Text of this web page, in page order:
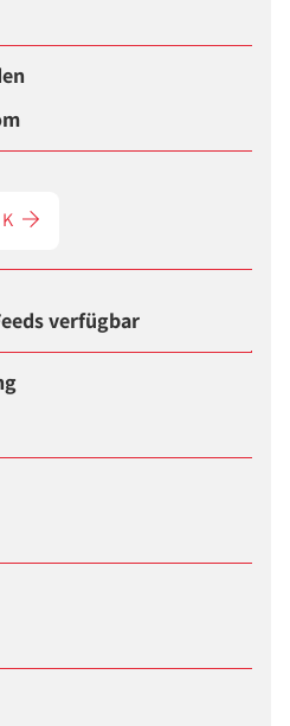
verfügbar